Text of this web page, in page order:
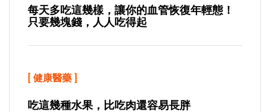
每天多吃這幾樣，讓你的血管恢復年輕態！
只要幾塊錢，人人吃得起
[ 健康醫藥 ]
吃這幾種水果，比吃肉還容易長胖